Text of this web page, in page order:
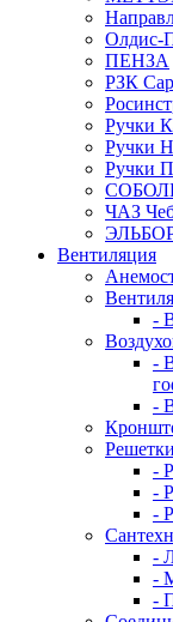
Олдис-
ПЕНЗА
РЗК
Ручки
Ручки
Ручки
ЧАЗ
Вентиляция
-
-
-
-
-
-
-
-
-